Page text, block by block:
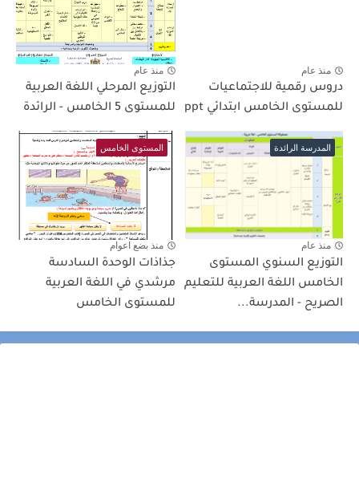
منذ عام
دروس رقمية للاجتماعيات
للمستوى الخامس ابتدائي ppt
منذ عام
التوزيع المرحلي اللغة العربية
للمستوى 5 الخامس - الرائدة
المدرسة الرائدة
منذ عام
التوزيع السنوي المستوى
الخامس اللغة العربية للتعليم
الصريح - المدرسة...
المستوى الخامس
منذ بضع اعوام
جذاذات الوحدة السادسة
مرشدي في اللغة العربية
للمستوى الخامس